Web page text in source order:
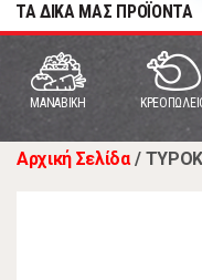
TA ΔΙΚΑ ΜΑΣ ΠΡΟΪΟΝΤΑ
MANABIKH
Αρχική Σελίδα /